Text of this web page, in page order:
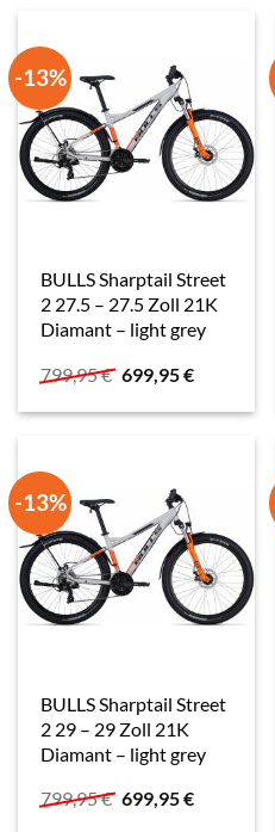
-13%
BULLS Sharptail Street
2 27.5 – 27.5 Zoll 21K
Diamant – light grey
799,95€ Ursprünglicher
Preis
war:
699,95€Aktueller
ist:
-13%
BULLS Sharptail Street
2 29 – 29 Zoll 21K
Diamant – light grey
799,95€ Ursprünglicher
699,95€Aktueller